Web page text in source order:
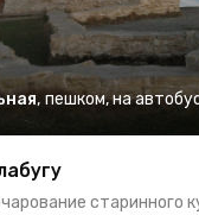
, пешком, на
старинного